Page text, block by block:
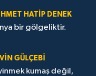
HATİP DENEK
bir gölgeliktir.
GÜLÇEBİ
kumaş değil,